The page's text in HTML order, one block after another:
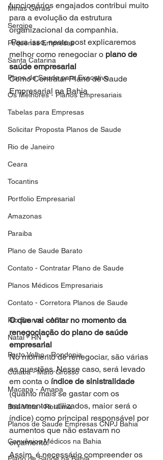
Minas Gerais
Sergipe
Pequenas Empresas
Santa Catarina
Plano de Saude para Executivo
Os Melhores - Planos Empresariais
Tabelas para Empresas
Solicitar Proposta Planos de Saude
Rio de Janeiro
Ceara
Tocantins
Portfolio Empresarial
Amazonas
Paraiba
Plano de Saude Barato
Contato - Contratar Plano de Saude
Planos Médicos Empresariais
Contato - Corretora Planos de Saude
Rio Branco - AC
Natal - RN
Porto Velho - Rondonia
Cuiaba - Mato Grosso
Macapa - Amapa
Boa Vista - Roraima
Planos de Saude Empresas CNPJ Bahia
Convênios Médicos na Bahia
funcionários engajados contribui muito
para a evolução da estrutura
organizacional da companhia.
Para isso, neste post explicaremos
melhor como renegociar o plano de
saúde empresarial
Como Contratar Plano de Saude
Empresarial na Bahia
O que vai contar no momento da
renegociação do plano de saúde
empresarial
No momento de renegociar, são várias
as questões. Nesse caso, será levado
em conta o índice de sinistralidade
(quanto mais se gastar com os
tratamentos utilizados, maior será o
índice) como principal responsável por
aumentos que não estavam no
orçamento.
Assim, é necessário compreender os